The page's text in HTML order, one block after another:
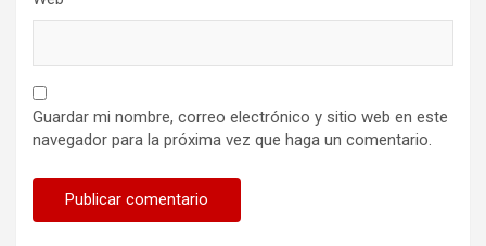
Guardar mi nombre, correo electrónico y sitio web en este
navegador para la próxima vez que haga un comentario.